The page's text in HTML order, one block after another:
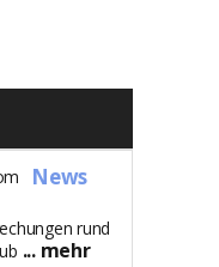
News
rund
... mehr